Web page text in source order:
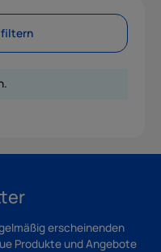
filtern
erscheinenden
Produkte und Angebote